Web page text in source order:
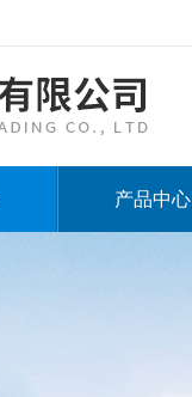
产品中心